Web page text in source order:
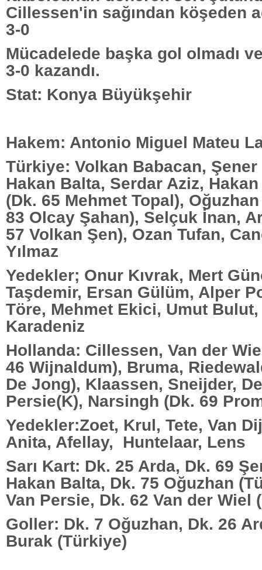
Cillessen'in sağından köşeden
3-0
Mücadelede başka gol olmadı
3-0 kazandı.
Stat: Konya Büyükşehir
Hakem: Antonio Miguel Mateu
Türkiye: Volkan Babacan, Şener
Hakan Balta, Serdar Aziz,
(Dk. 65 Mehmet Topal),
83 Olcay Şahan), Selçuk İnan,
57 Volkan Şen), Ozan Tufan,
Yılmaz
Yedekler; Onur Kıvrak, Mert
Taşdemir, Ersan Gülüm, Alper
Töre, Mehmet Ekici, Umut
Karadeniz
Hollanda: Cillessen, Van der
46 Wijnaldum), Bruma,
De Jong), Klaassen, Sneijder,
Persie(K), Narsingh (Dk. 69
Yedekler:Zoet, Krul, Tete, Van
Anita, Afellay, Huntelaar, Lens
Sarı Kart: Dk. 25 Arda, Dk. 69
Hakan Balta, Dk. 75 Oğuzhan
Van Persie, Dk. 62 Van der Wiel
Goller: Dk. 7 Oğuzhan, Dk. 26
Burak (Türkiye)